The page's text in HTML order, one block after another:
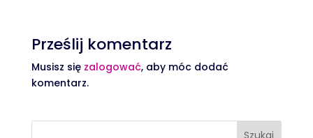
Prześlij komentarz
Musisz się zalogować, aby móc dodać
komentarz.